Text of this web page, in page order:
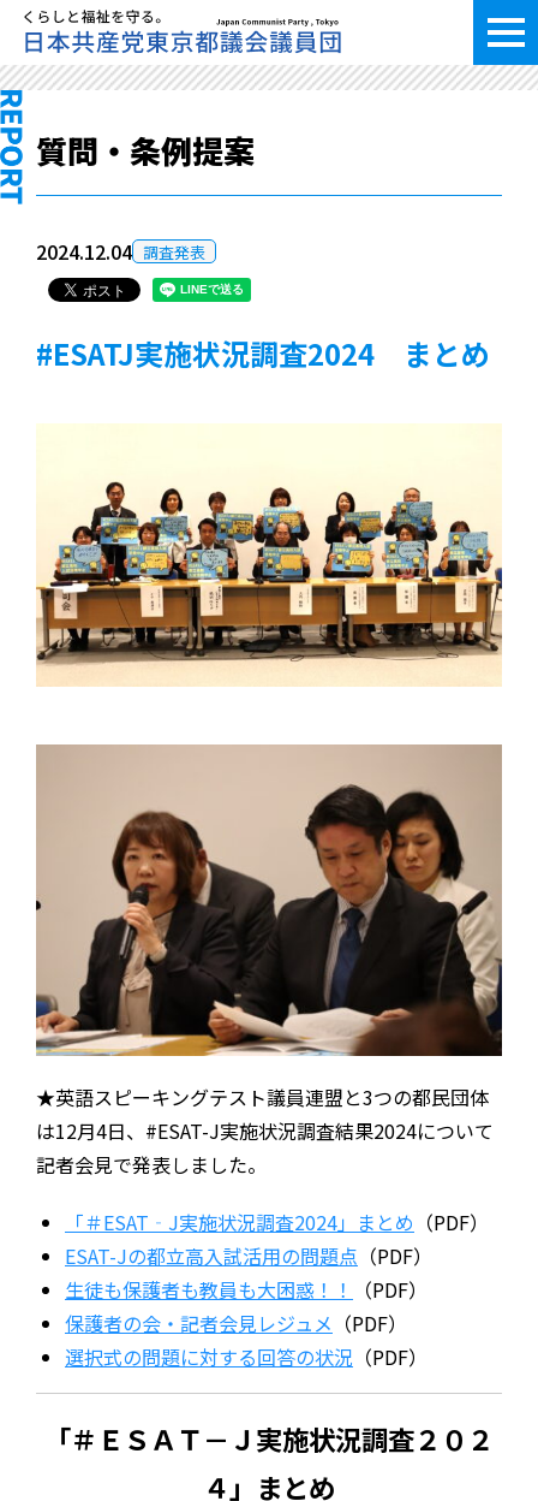
質問・条例提案
2024.12.04 調査発表
#ESATJ実施状況調査2024 まとめ
★英語スピーキングテスト議員連盟と3つの都民団体
は12月4日、#ESAT-J実施状況調査結果2024について
記者会見で発表しました。
「＃ESAT‐J実施状況調査2024」まとめ （PDF）
ESAT-Jの都立高入試活用の問題点 （PDF）
生徒も保護者も教員も大困惑！！
（PDF）
保護者の会・記者会見レジュメ （PDF）
選択式の問題に対する回答の状況 （PDF）
「＃ＥＳＡＴ－Ｊ実施状況調査２０２
４」まとめ